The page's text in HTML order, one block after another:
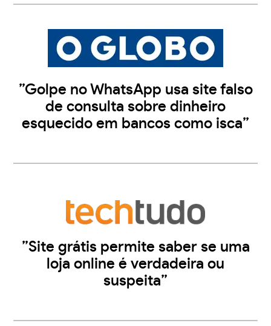
”Golpe no WhatsApp usa site falso
de consulta sobre dinheiro
esquecido em bancos como isca”
”Site grátis permite saber se uma
loja online é verdadeira ou
suspeita”